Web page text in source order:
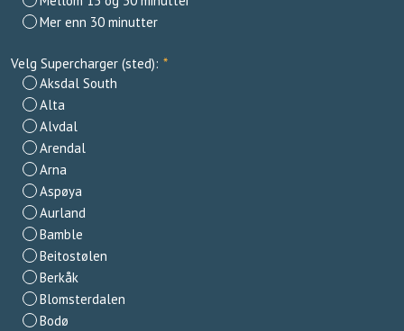
Mer enn 30 minutter
Velg Supercharger (sted): *
Aksdal South
Alta
Alvdal
Arendal
Arna
Aspøya
Aurland
Bamble
Beitostølen
Berkåk
Blomsterdalen
Bodø